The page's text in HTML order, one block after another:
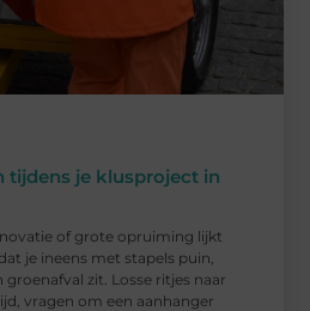
tijdens je klusproject in
of grote opruiming lijkt
je ineens met stapels puin,
zit. Losse ritjes naar
vragen om een aanhanger